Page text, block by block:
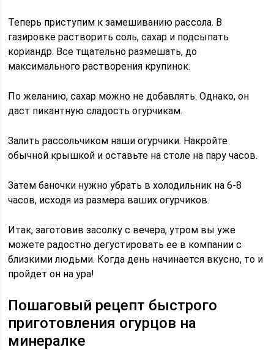
Теперь приступим к замешиванию рассола. В
газировке растворить соль, сахар и подсыпать
кориандр. Все тщательно размешать, до
максимального растворения крупинок.
По желанию, сахар можно не добавлять. Однако, он
даст пикантную сладость огурчикам.
Залить рассольчиком наши огурчики. Накройте
обычной крышкой и оставьте на столе на пару часов.
Затем баночки нужно убрать в холодильник на 6-8
часов, исходя из размера ваших огурчиков.
Итак, заготовив засолку с вечера, утром вы уже
можете радостно дегустировать ее в компании с
близкими людьми. Когда день начинается вкусно, то и
пройдет он на ура!
Пошаговый рецепт быстрого
приготовления огурцов на
минералке